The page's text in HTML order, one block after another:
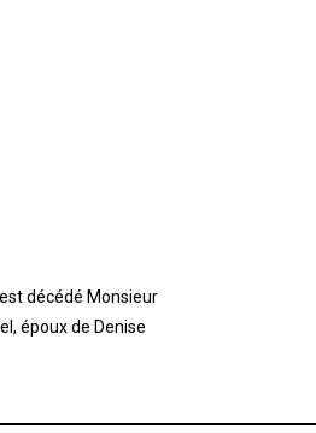
décédé Monsieur
époux de Denise